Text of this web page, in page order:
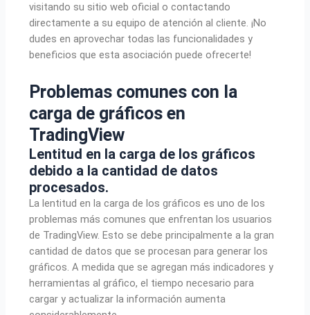
visitando su sitio web oficial o contactando
directamente a su equipo de atención al cliente. ¡No
dudes en aprovechar todas las funcionalidades y
beneficios que esta asociación puede ofrecerte!
Problemas comunes con la
carga de gráficos en
TradingView
Lentitud en la carga de los gráficos
debido a la cantidad de datos
procesados.
La lentitud en la carga de los gráficos es uno de los
problemas más comunes que enfrentan los usuarios
de TradingView. Esto se debe principalmente a la gran
cantidad de datos que se procesan para generar los
gráficos. A medida que se agregan más indicadores y
herramientas al gráfico, el tiempo necesario para
cargar y actualizar la información aumenta